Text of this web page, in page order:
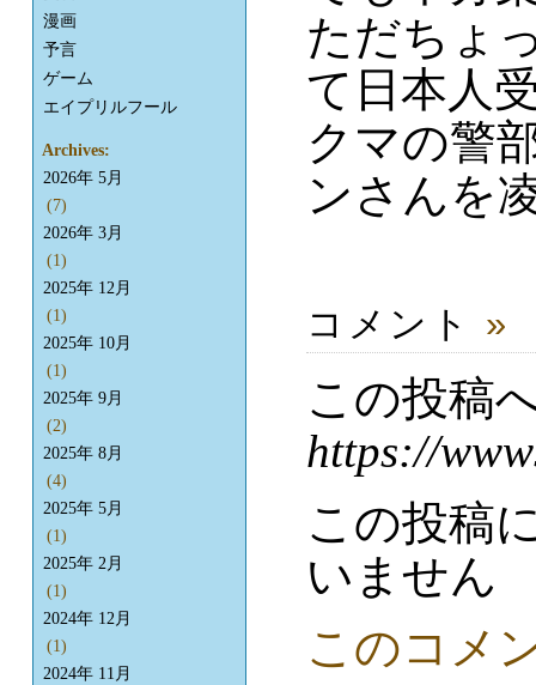
ただちょ
て日本人
クマの警
ンさんを
コメント »
この投稿
https://
この投稿
いません
このコメ
漫画
予言
ゲーム
エイプリルフール
Archives:
2026年 5月
(7)
2026年 3月
(1)
2025年 12月
(1)
2025年 10月
(1)
2025年 9月
(2)
2025年 8月
(4)
2025年 5月
(1)
2025年 2月
(1)
2024年 12月
(1)
2024年 11月